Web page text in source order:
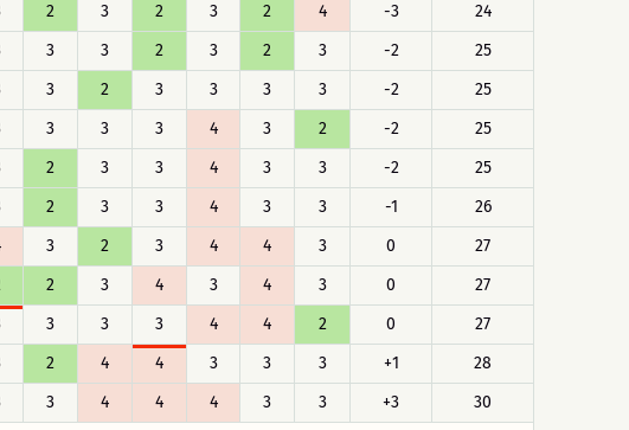
2 3 2 3 2 4 -3
24
3 3 2 3 2 3 -2
25
3 2 3 3 3 3 -2
25
3 3 3 4 3 2 -2
25
2 3 3 4 3 3 -2
25
2 3 3 4 3 3 -1
26
3 2 3 4 4 3 0
27
2 3 4 3 4 3 0
27
3 3 3 4 4 2 0
27
2 4 4 3 3 3 +1
28
3 4 4 4 3 3 +3
30